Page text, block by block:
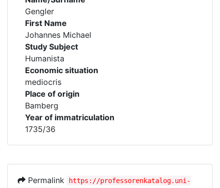
Gengler
First Name
Johannes Michael
Study Subject
Humanista
Economic situation
mediocris
Place of origin
Bamberg
Year of immatriculation
1735/36
Permalink
https://professorenkatalog.uni-